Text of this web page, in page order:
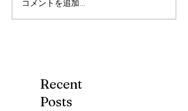
コメントを追加…
Recent
Posts